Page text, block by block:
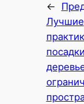
←
Лучшие
посадки